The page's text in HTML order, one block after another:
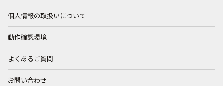
個人情報の取扱いについて
動作確認環境
よくあるご質問
お問い合わせ